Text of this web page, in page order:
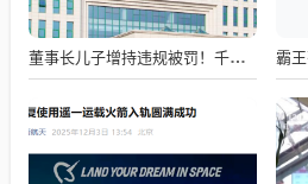
董事长儿子增持违规被罚！千红制药市值128亿，半年净赚2.58亿却踩雷信托5年